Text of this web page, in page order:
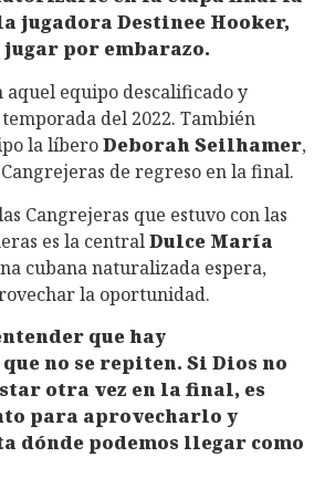
jugadora Destinee Hooker,
por embarazo.
aquel equipo descalificado y
del 2022. También
la líberoDeborah Seilhamer,
de regreso en la final.
Cangrejeras que estuvo con las
es la centralDulce María
cubana naturalizada espera,
la oportunidad.
que hay
no se repiten. Si Dios no
otra vez en la final, es
para aprovecharlo y
dónde podemos llegar como